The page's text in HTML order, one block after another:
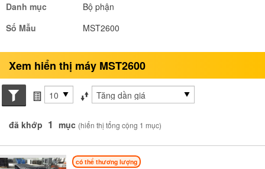
Danh mục
Bộ phận
Số Mẫu
MST2600
Xem hiển thị máy MST2600
Search conditions
các mục mỗi trang
Sắp xếp theo
đã khớp 1 mục (hiển thị tổng cộng 1 mục)
có thể thương lượng